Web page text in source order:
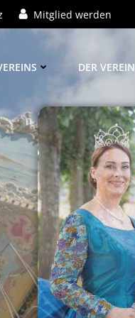
Mitglied werden
DER VEREIN